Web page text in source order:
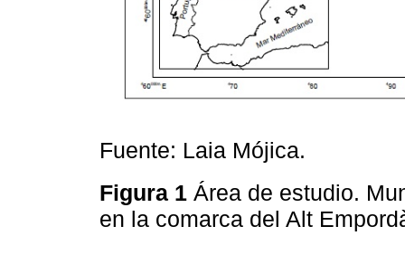
Fuente: Laia Mójica.
Figura 1 Área de estudio.
en la comarca del Alt